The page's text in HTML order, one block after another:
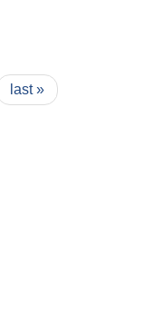
last »